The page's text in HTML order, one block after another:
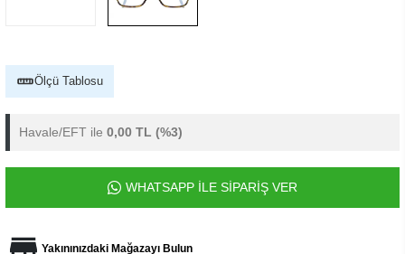
Ölçü Tablosu
Havale/EFT ile 0,00 TL (%3)
WHATSAPP İLE SİPARİŞ VER
Yakınınızdaki Mağazayı Bulun